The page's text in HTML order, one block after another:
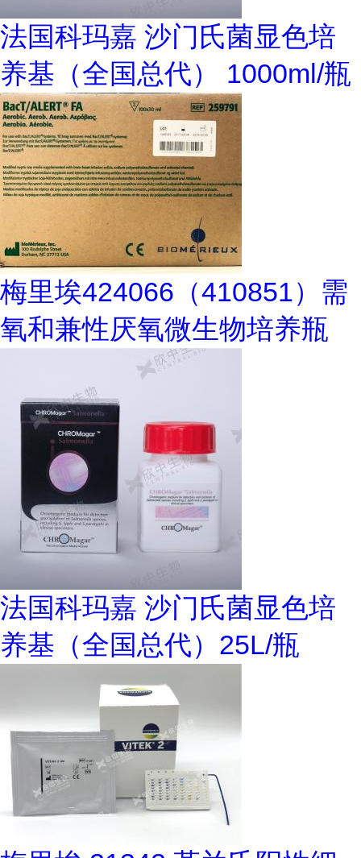
法国科玛嘉 沙门氏菌显色培
养基（全国总代） 1000ml/瓶
梅里埃424066（410851）需
氧和兼性厌氧微生物培养瓶
法国科玛嘉 沙门氏菌显色培
养基（全国总代）25L/瓶